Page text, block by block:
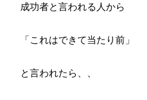
成功者と言われる人から
「これはできて当たり前」
と言われたら、、